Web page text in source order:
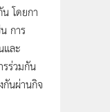
โดยกา
การ
และ
รร่วมกัน
กันผ่านกิจ